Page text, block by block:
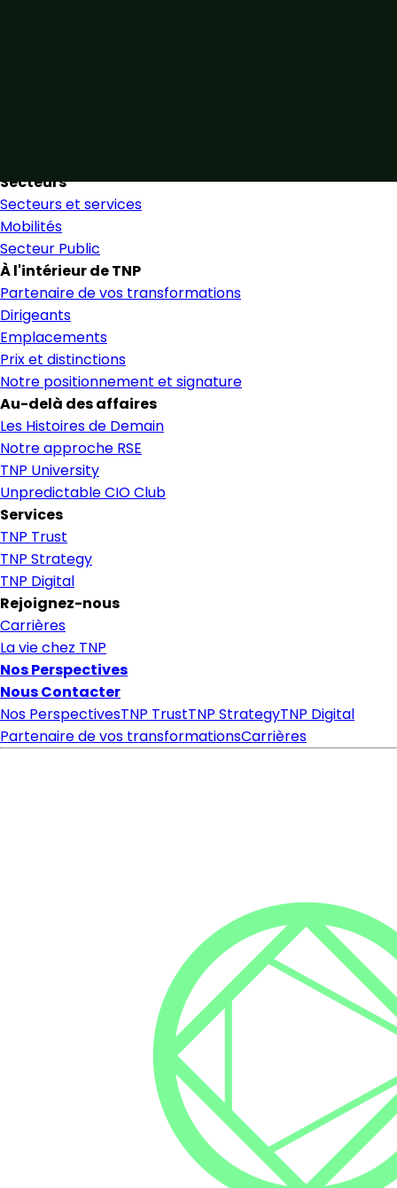
Secteurs
Secteurs et services
Mobilités
Secteur Public
À l'intérieur de TNP
Partenaire de vos transformations
Dirigeants
Emplacements
Prix et distinctions
Notre positionnement et signature
Au-delà des affaires
Les Histoires de Demain
Notre approche RSE
TNP University
Unpredictable CIO Club
Services
TNP Trust
TNP Strategy
TNP Digital
Rejoignez-nous
Carrières
La vie chez TNP
Nos Perspectives
Nous Contacter
Nos PerspectivesTNP TrustTNP StrategyTNP Digital
Partenaire de vos transformationsCarrières